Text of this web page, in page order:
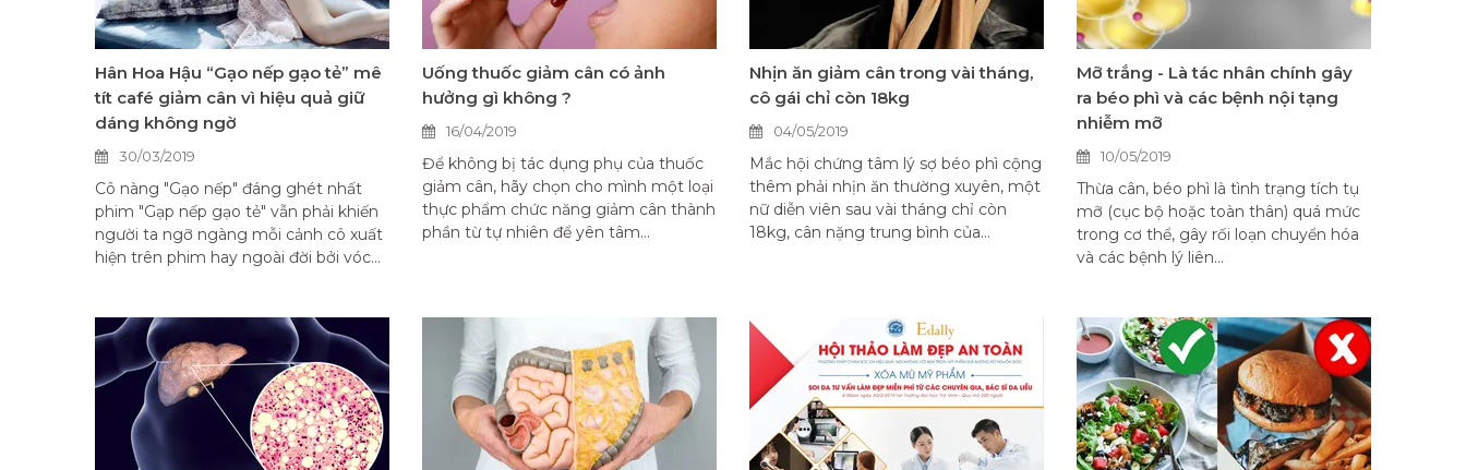
Hân Hoa Hậu “Gạo nếp gạo tẻ” mê
tít café giảm cân vì hiệu quả giữ
dáng không ngờ
30/03/2019
Cô nàng "Gạo nếp" đáng ghét nhất
phim "Gạp nếp gạo tẻ" vẫn phải khiến
người ta ngỡ ngàng mỗi cảnh cô xuất
hiện trên phim hay ngoài đời bởi vóc...
Uống thuốc giảm cân có ảnh
hưởng gì không ?
16/04/2019
Để không bị tác dụng phụ của thuốc
giảm cân, hãy chọn cho mình một loại
thực phẩm chức năng giảm cân thành
phần từ tự nhiên để yên tâm...
Nhịn ăn giảm cân trong vài tháng,
cô gái chỉ còn 18kg
04/05/2019
Mắc hội chứng tâm lý sợ béo phì cộng
thêm phải nhịn ăn thường xuyên, một
nữ diễn viên sau vài tháng chỉ còn
18kg, cân nặng trung bình của...
Mỡ trắng - Là tác nhân chính gây
ra béo phì và các bệnh nội tạng
nhiễm mỡ
10/05/2019
Thừa cân, béo phì là tình trạng tích tụ
mỡ (cục bộ hoặc toàn thân) quá mức
trong cơ thể, gây rối loạn chuyển hóa
và các bệnh lý liên...